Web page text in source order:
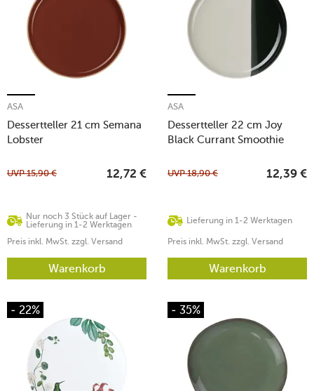
Dessertteller 21 cm Semana
Lobster
ASA
Nur noch 3 Stück auf Lager -
Lieferung in 1-2 Werktagen
UVP15,90 € 12,72 €
Preis inkl. MwSt. zzgl. Versand
Warenkorb
Dessertteller 22 cm Joy
Black Currant Smoothie
ASA
Lieferung in 1-2 Werktagen
UVP18,90 € 12,39 €
Preis inkl. MwSt. zzgl. Versand
Warenkorb
- 22% - 35%